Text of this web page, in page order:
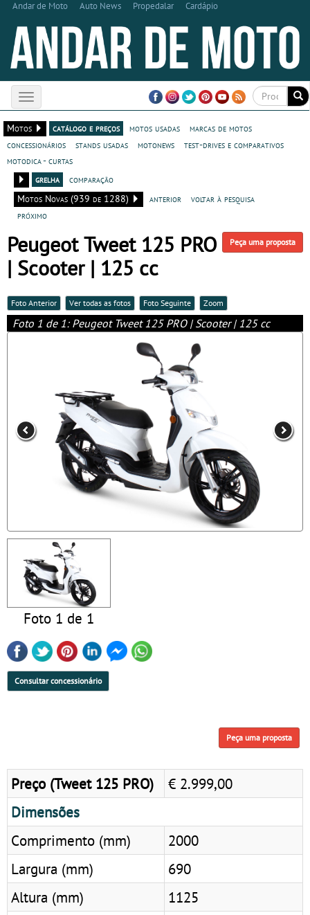
Andar de Moto Auto News Propedalar Cardápio
Toggle
navigation
Motos
catálogo e preços motos usadas
marcas de motos
concessionários
stands usadas motonews
test-drives e comparativos
motodica - curtas
grelha
comparação
Motos Novas (939 de 1288)
anterior
voltar à pesquisa
próximo
Peça uma proposta
Peugeot Tweet 125 PRO
| Scooter | 125 cc
Foto Anterior Ver todas as fotos Foto Seguinte Zoom
Foto 1 de 1: Peugeot Tweet 125 PRO | Scooter | 125 cc
Foto 1 de 1
Consultar concessionário
Peça uma proposta
Preço (Tweet 125 PRO)
€ 2.999,00
Dimensões
Comprimento (mm)
2000
Largura (mm)
690
Altura (mm)
1125